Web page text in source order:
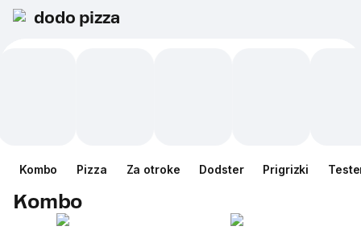
dodo pizza
Kombo Pizza Za otroke Dodster Prigrizki
Kombo